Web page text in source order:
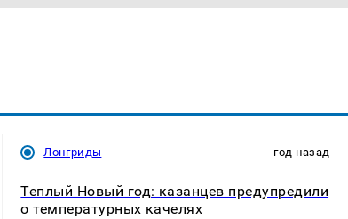
Лонгриды год назад
Теплый Новый год: казанцев предупредили
о температурных качелях